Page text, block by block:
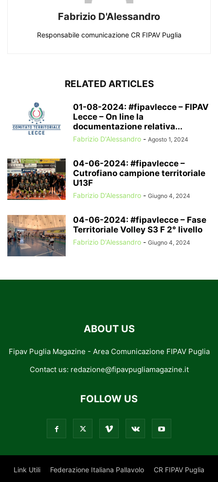
Fabrizio D'Alessandro
Responsabile comunicazione CR FIPAV Puglia
RELATED ARTICLES
01-08-2024: #fipavlecce – FIPAV
Lecce – On line la
documentazione relativa...
Fabrizio D'Alessandro - Agosto 1, 2024
04-06-2024: #fipavlecce –
Cutrofiano campione territoriale
U13F
Fabrizio D'Alessandro - Giugno 4, 2024
04-06-2024: #fipavlecce – Fase
Territoriale Volley S3 F 2° livello
Fabrizio D'Alessandro - Giugno 4, 2024
ABOUT US
Fipav Puglia Magazine - Area Comunicazione FIPAV Puglia
Contact us: redazione@fipavpugliamagazine.it
FOLLOW US
Link Utili Federazione Italiana Pallavolo CR FIPAV Puglia